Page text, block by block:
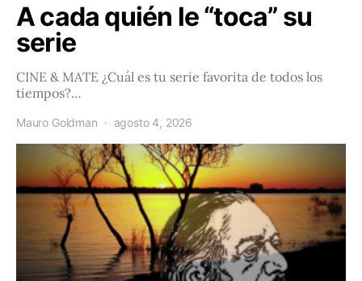
A cada quién le “toca” su
serie
CINE & MATE ¿Cuál es tu serie favorita de todos los
tiempos?…
Mauro Goldman agosto 4, 2026